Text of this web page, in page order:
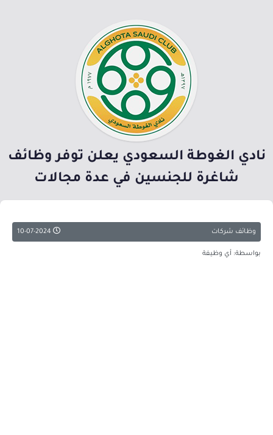
نادي الغوطة السعودي يعلن توفر وظائف
شاغرة للجنسين في عدة مجالات
وظائف شركات
بواسطة: أي وظيفة